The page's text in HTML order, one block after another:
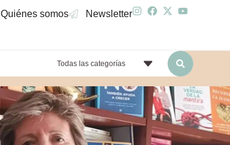
Quiénes somos Newsletter
Todas las categorías